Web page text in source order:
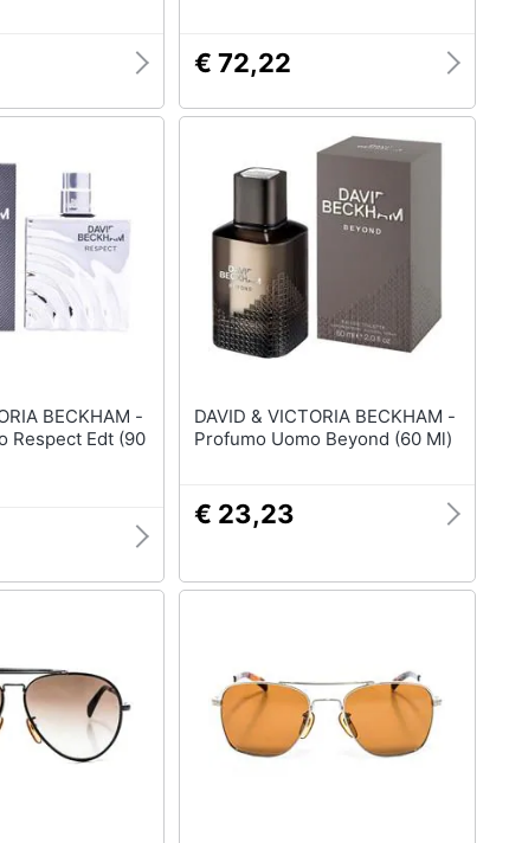
€ 72,22
BECKHAM -
Respect Edt (90
DAVID & VICTORIA BECKHAM -
Profumo Uomo Beyond (60 Ml)
€ 23,23